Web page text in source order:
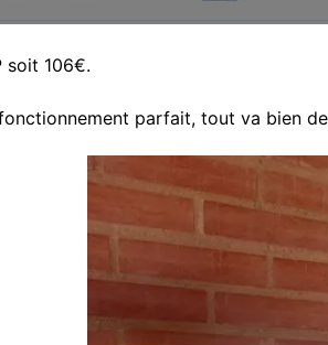
soit 106€.
parfait, tout va bien